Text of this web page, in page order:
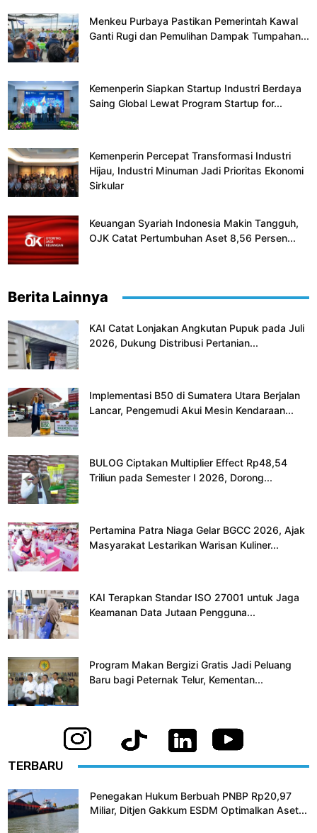
Menkeu Purbaya Pastikan Pemerintah Kawal
Ganti Rugi dan Pemulihan Dampak Tumpahan...
Kemenperin Siapkan Startup Industri Berdaya
Saing Global Lewat Program Startup for...
Kemenperin Percepat Transformasi Industri
Hijau, Industri Minuman Jadi Prioritas Ekonomi
Sirkular
Keuangan Syariah Indonesia Makin Tangguh,
OJK Catat Pertumbuhan Aset 8,56 Persen...
Berita Lainnya
KAI Catat Lonjakan Angkutan Pupuk pada Juli
2026, Dukung Distribusi Pertanian...
Implementasi B50 di Sumatera Utara Berjalan
Lancar, Pengemudi Akui Mesin Kendaraan...
BULOG Ciptakan Multiplier Effect Rp48,54
Triliun pada Semester I 2026, Dorong...
Pertamina Patra Niaga Gelar BGCC 2026, Ajak
Masyarakat Lestarikan Warisan Kuliner...
KAI Terapkan Standar ISO 27001 untuk Jaga
Keamanan Data Jutaan Pengguna...
Program Makan Bergizi Gratis Jadi Peluang
Baru bagi Peternak Telur, Kementan...
TERBARU
Penegakan Hukum Berbuah PNBP Rp20,97
Miliar, Ditjen Gakkum ESDM Optimalkan Aset...